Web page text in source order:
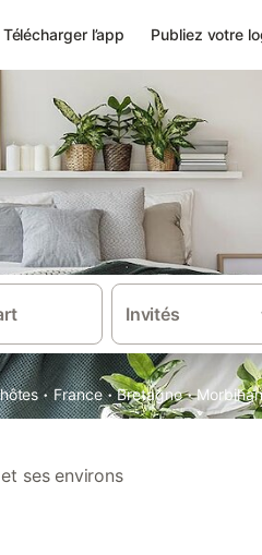
Télécharger l’app Publiez votre
Invités
· France · Bretagne · Morbihan
ses environs